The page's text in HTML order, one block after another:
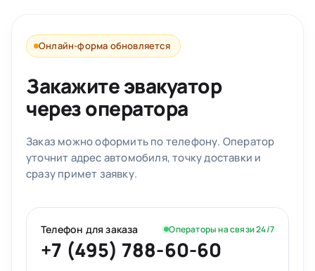
Онлайн-форма обновляется
Закажите эвакуатор
через оператора
Заказ можно оформить по телефону. Оператор
уточнит адрес автомобиля, точку доставки и
сразу примет заявку.
Телефон для заказа Операторы на связи 24/7
+7 (495) 788-60-60